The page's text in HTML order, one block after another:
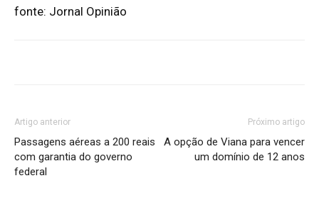
fonte: Jornal Opinião
Artigo anterior
Passagens aéreas a 200 reais
com garantia do governo
federal
Próximo artigo
A opção de Viana para vencer
um domínio de 12 anos